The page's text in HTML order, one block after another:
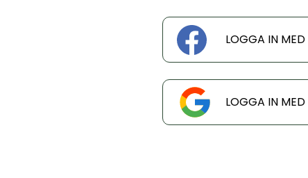
LOGGA IN
LOGGA IN